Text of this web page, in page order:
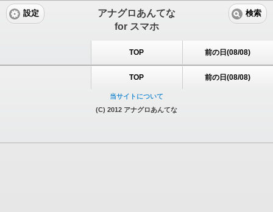
アナグロあんてな
for スマホ
設定 検索
TOP 前の日(08/08)
TOP 前の日(08/08)
当サイトについて
(C) 2012 アナグロあんてな